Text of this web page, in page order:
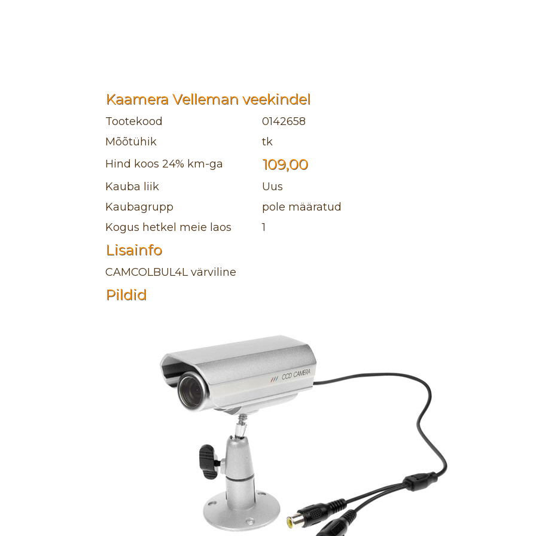
Kaamera Velleman veekindel
Tootekood
0142658
Mõõtühik
tk
Hind koos 24% km-ga
109,00
Kauba liik
Uus
Kaubagrupp
pole määratud
Kogus hetkel meie laos
1
Lisainfo
CAMCOLBUL4L värviline
Pildid